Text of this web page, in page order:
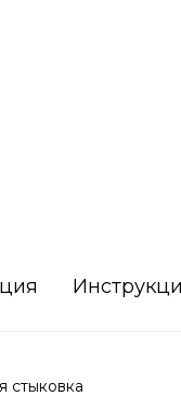
стыковка